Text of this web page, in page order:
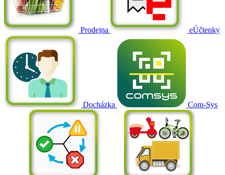
Prodejna eÚčtenky
Docházka Com-Sys